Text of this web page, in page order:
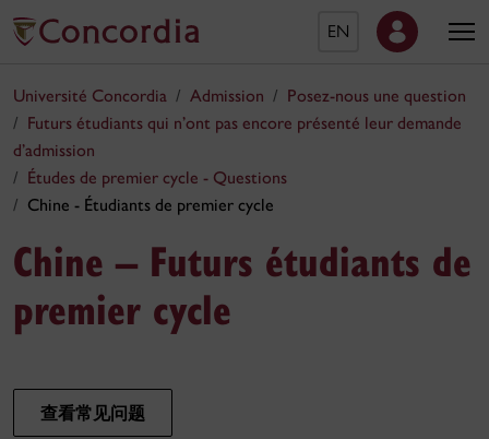
EN
Université Concordia Admission
Posez-nous une question
Futurs étudiants qui n’ont pas encore présenté leur demande
d’admission
Études de premier cycle - Questions
Chine - Étudiants de premier cycle
Chine – Futurs étudiants de
premier cycle
查看常见问题